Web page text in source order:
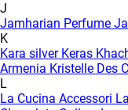
J
Jamharian Perfume
K
Kara silver Keras
Armenia Kristelle Des
L
La Cucina Accessori